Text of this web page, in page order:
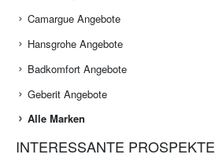
Camargue Angebote
Hansgrohe Angebote
Badkomfort Angebote
Geberit Angebote
Alle Marken
INTERESSANTE PROSPEKTE